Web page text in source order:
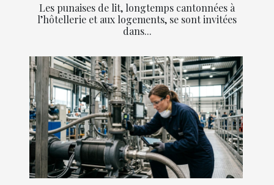
Les punaises de lit, longtemps cantonnées à
l’hôtellerie et aux logements, se sont invitées
dans...